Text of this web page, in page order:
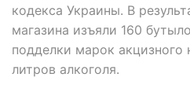
кодекса Украины. В
магазина изъяли 160
подделки марок акцизного
литров алкоголя.